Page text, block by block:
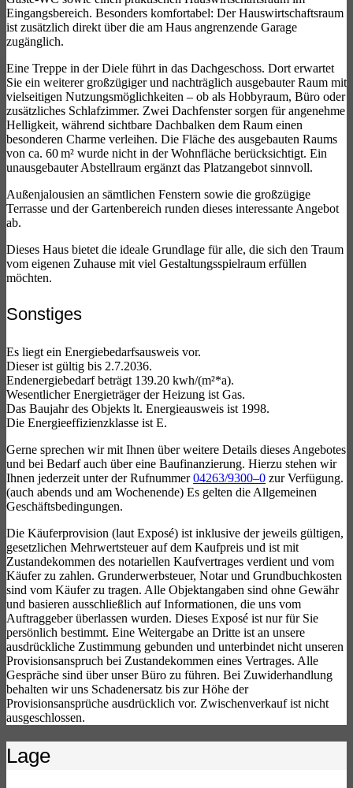
Eingangsbereich. Besonders komfortabel: Der Hauswirtschaftsraum
ist zusätzlich direkt über die am Haus angrenzende Garage
zugänglich.
Eine Treppe in der Diele führt in das Dachgeschoss. Dort erwartet
Sie ein weiterer großzügiger und nachträglich ausgebauter Raum mit
vielseitigen Nutzungsmöglichkeiten – ob als Hobbyraum, Büro oder
zusätzliches Schlafzimmer. Zwei Dachfenster sorgen für angenehme
Helligkeit, während sichtbare Dachbalken dem Raum einen
besonderen Charme verleihen. Die Fläche des ausgebauten Raums
von ca. 60 m² wurde nicht in der Wohnfläche berücksichtigt. Ein
unausgebauter Abstellraum ergänzt das Platzangebot sinnvoll.
Außenjalousien an sämtlichen Fenstern sowie die großzügige
Terrasse und der Gartenbereich runden dieses interessante Angebot
ab.
Dieses Haus bietet die ideale Grundlage für alle, die sich den Traum
vom eigenen Zuhause mit viel Gestaltungsspielraum erfüllen
möchten.
Sonstiges
Es liegt ein Energiebedarfsausweis vor.
Dieser ist gültig bis 2.7.2036.
Endenergiebedarf beträgt 139.20 kwh/(m²*a).
Wesentlicher Energieträger der Heizung ist Gas.
Das Baujahr des Objekts lt. Energieausweis ist 1998.
Die Energieeffizienzklasse ist E.
Gerne sprechen wir mit Ihnen über weitere Details dieses Angebotes
und bei Bedarf auch über eine Baufinanzierung. Hierzu stehen wir
Ihnen jederzeit unter der Rufnummer04263/9300–0 zur Verfügung.
(auch abends und am Wochenende) Es gelten die Allgemeinen
Geschäftsbedingungen.
Die Käuferprovision (laut Exposé) ist inklusive der jeweils gültigen,
gesetzlichen Mehrwertsteuer auf dem Kaufpreis und ist mit
Zustandekommen des notariellen Kaufvertrages verdient und vom
Käufer zu zahlen. Grunderwerbsteuer, Notar und Grundbuchkosten
sind vom Käufer zu tragen. Alle Objektangaben sind ohne Gewähr
und basieren ausschließlich auf Informationen, die uns vom
Auftraggeber überlassen wurden. Dieses Exposé ist nur für Sie
persönlich bestimmt. Eine Weitergabe an Dritte ist an unsere
ausdrückliche Zustimmung gebunden und unterbindet nicht unseren
Provisionsanspruch bei Zustandekommen eines Vertrages. Alle
Gespräche sind über unser Büro zu führen. Bei Zuwiderhandlung
behalten wir uns Schadenersatz bis zur Höhe der
Provisionsansprüche ausdrücklich vor. Zwischenverkauf ist nicht
ausgeschlossen.
Lage